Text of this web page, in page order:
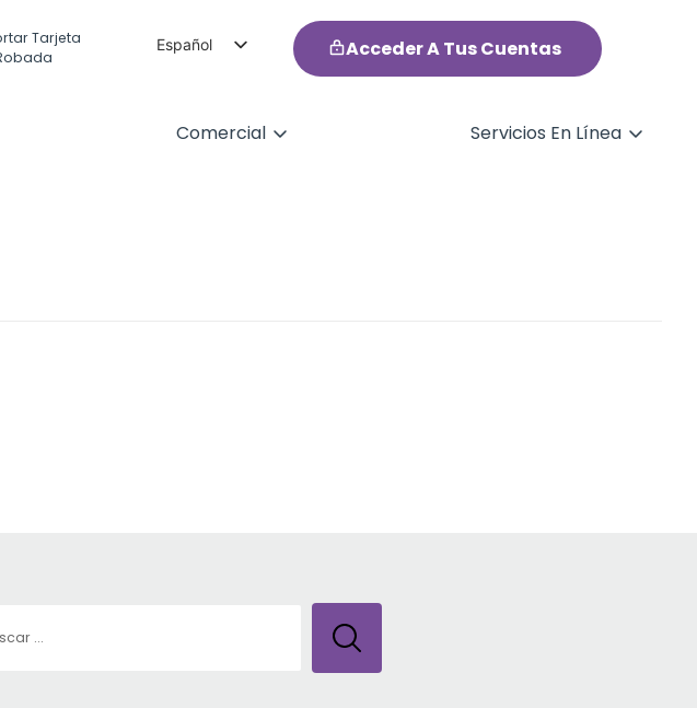
Tarjeta
Español
Acceder A Tus Cuentas
Comercial Servicios En Línea